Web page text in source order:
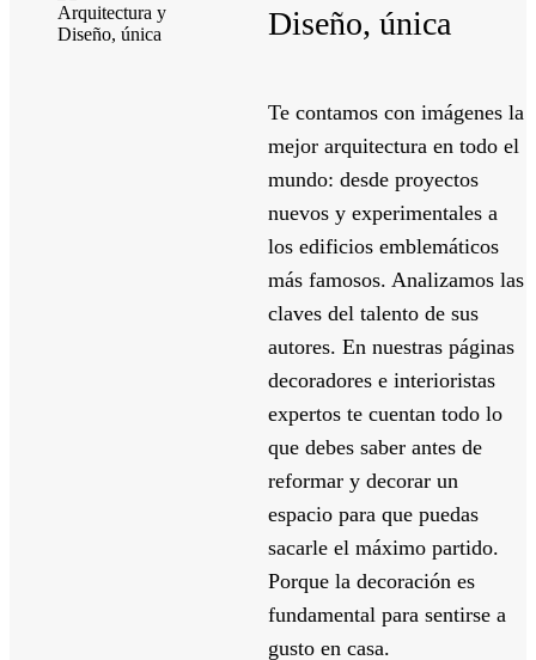
Diseño, única
Te contamos con imágenes la
mejor arquitectura en todo el
mundo: desde proyectos
nuevos y experimentales a
los edificios emblemáticos
más famosos. Analizamos las
claves del talento de sus
autores. En nuestras páginas
decoradores e interioristas
expertos te cuentan todo lo
que debes saber antes de
reformar y decorar un
espacio para que puedas
sacarle el máximo partido.
Porque la decoración es
fundamental para sentirse a
gusto en casa.